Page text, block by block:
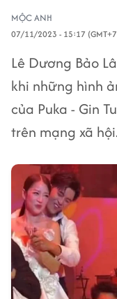
MỘC ANH
07/11/2023 - 15:17
Lê Dương Bảo
khi những hình
của Puka - Gin
trên mạng xã hội.